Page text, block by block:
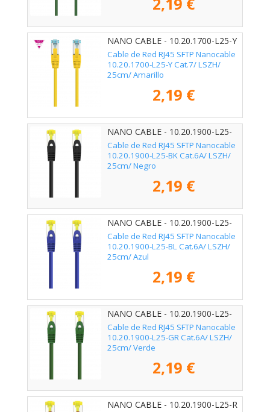
NANO CABLE - 10.20.1700-L25-Y
Cable de Red RJ45 SFTP Nanocable
10.20.1700-L25-Y Cat.7/ LSZH/
25cm/ Amarillo
2,19 €
NANO CABLE - 10.20.1900-L25-
BK
Cable de Red RJ45 SFTP Nanocable
10.20.1900-L25-BK Cat.6A/ LSZH/
25cm/ Negro
2,19 €
NANO CABLE - 10.20.1900-L25-
BL
Cable de Red RJ45 SFTP Nanocable
10.20.1900-L25-BL Cat.6A/ LSZH/
25cm/ Azul
2,19 €
NANO CABLE - 10.20.1900-L25-
GR
Cable de Red RJ45 SFTP Nanocable
10.20.1900-L25-GR Cat.6A/ LSZH/
25cm/ Verde
2,19 €
NANO CABLE - 10.20.1900-L25-R